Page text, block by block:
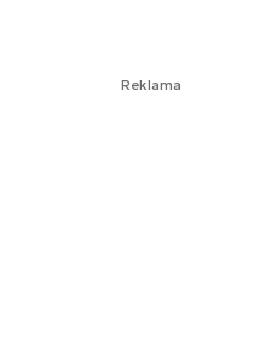
Reklama